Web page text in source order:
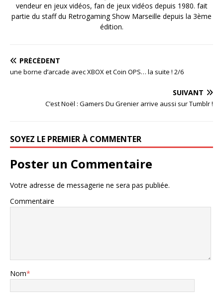
vendeur en jeux vidéos, fan de jeux vidéos depuis 1980. fait
partie du staff du Retrogaming Show Marseille depuis la 3ème
édition.
PRÉCÉDENT
une borne d’arcade avec XBOX et Coin OPS… la suite ! 2/6
SUIVANT
C’est Noël : Gamers Du Grenier arrive aussi sur Tumblr !
SOYEZ LE PREMIER À COMMENTER
Poster un Commentaire
Votre adresse de messagerie ne sera pas publiée.
Commentaire
Nom*